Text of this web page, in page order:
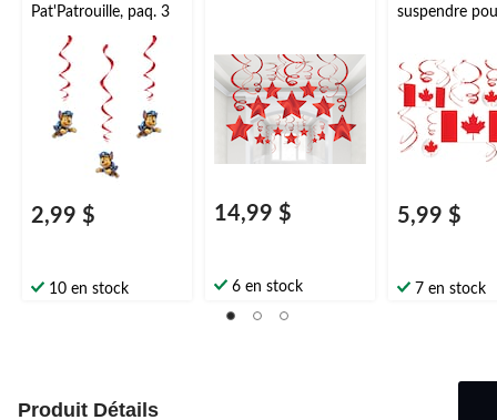
Pat'Patrouille, paq. 3
2,99 $
10 en stock
14,99 $
6 en stock
suspendre
format
paq. 12
5,99 $
7 en stock
Produit Détails